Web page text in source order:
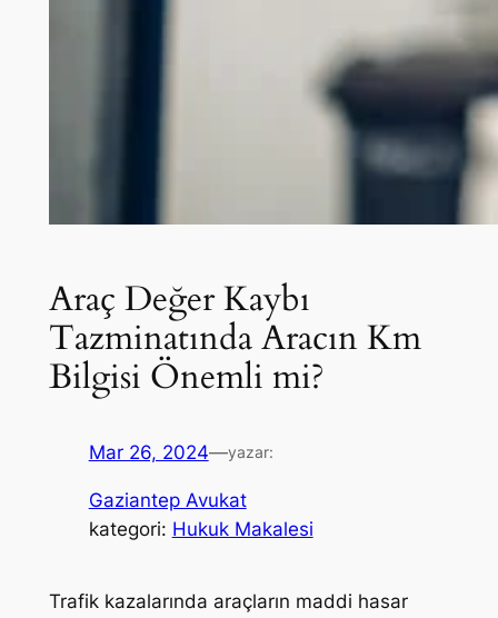
Araç Değer Kaybı
Tazminatında Aracın Km
Bilgisi Önemli mi?
Mar 26, 2024—yazar:
Gaziantep Avukat
kategori: Hukuk Makalesi
Trafik kazalarında araçların maddi hasar